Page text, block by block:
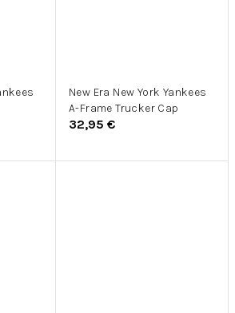
New Era New York Yankees
A-Frame Trucker Cap
32,95 €